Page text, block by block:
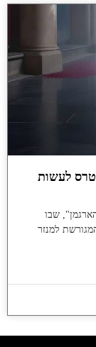
לעשות
שבו
למנזר